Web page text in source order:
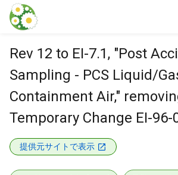
本文に飛ぶ
Rev 12 to EI-7.1, "Post
Sampling - PCS Liquid/
Containment Air,"
Temporary Change EI-96-
提供元サイトで表示